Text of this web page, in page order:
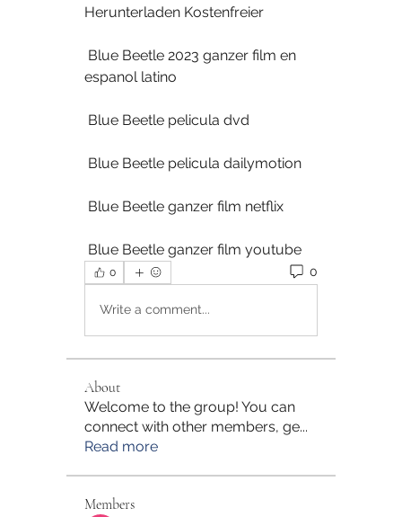
Herunterladen Kostenfreier
espanol latino
Blue Beetle pelicula dvd
Blue Beetle pelicula dailymotion
Blue Beetle ganzer film netflix
Blue Beetle ganzer film youtube
0 0
Write a comment...
About
Welcome to the group! You can
connect with other members, ge...
Read more
Members